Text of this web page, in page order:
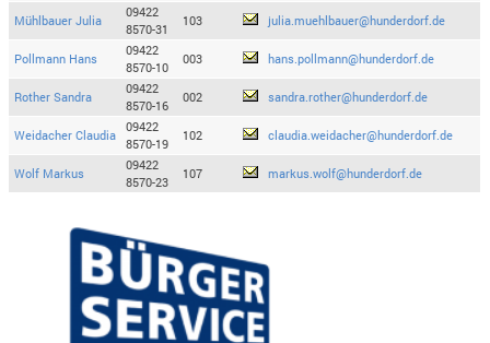
Mühlbauer Julia
09422
8570-31
103 julia.muehlbauer@hunderdorf.de
Pollmann Hans
09422
8570-10
003 hans.pollmann@hunderdorf.de
Rother Sandra
09422
8570-16
002 sandra.rother@hunderdorf.de
Weidacher Claudia
09422
8570-19
102 claudia.weidacher@hunderdorf.de
Wolf Markus
09422
8570-23
107 markus.wolf@hunderdorf.de